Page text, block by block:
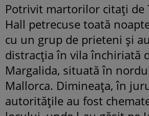
Potrivit martorilor citați de
Hall petrecuse toată
cu un grup de prieteni și
distracția în vila închiriată
Margalida, situată în
Mallorca. Dimineața, în
autoritățile au fost